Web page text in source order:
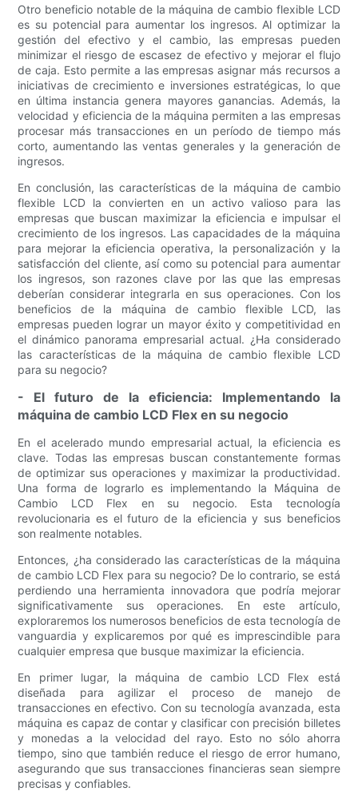
Otro beneficio notable de la máquina de cambio flexible LCD
es su potencial para aumentar los ingresos. Al optimizar la
gestión del efectivo y el cambio, las empresas pueden
minimizar el riesgo de escasez de efectivo y mejorar el flujo
de caja. Esto permite a las empresas asignar más recursos a
iniciativas de crecimiento e inversiones estratégicas, lo que
en última instancia genera mayores ganancias. Además, la
velocidad y eficiencia de la máquina permiten a las empresas
procesar más transacciones en un período de tiempo más
corto, aumentando las ventas generales y la generación de
ingresos.
En conclusión, las características de la máquina de cambio
flexible LCD la convierten en un activo valioso para las
empresas que buscan maximizar la eficiencia e impulsar el
crecimiento de los ingresos. Las capacidades de la máquina
para mejorar la eficiencia operativa, la personalización y la
satisfacción del cliente, así como su potencial para aumentar
los ingresos, son razones clave por las que las empresas
deberían considerar integrarla en sus operaciones. Con los
beneficios de la máquina de cambio flexible LCD, las
empresas pueden lograr un mayor éxito y competitividad en
el dinámico panorama empresarial actual. ¿Ha considerado
las características de la máquina de cambio flexible LCD
para su negocio?
- El futuro de la eficiencia: Implementando la
máquina de cambio LCD Flex en su negocio
En el acelerado mundo empresarial actual, la eficiencia es
clave. Todas las empresas buscan constantemente formas
de optimizar sus operaciones y maximizar la productividad.
Una forma de lograrlo es implementando la Máquina de
Cambio LCD Flex en su negocio. Esta tecnología
revolucionaria es el futuro de la eficiencia y sus beneficios
son realmente notables.
Entonces, ¿ha considerado las características de la máquina
de cambio LCD Flex para su negocio? De lo contrario, se está
perdiendo una herramienta innovadora que podría mejorar
significativamente sus operaciones. En este artículo,
exploraremos los numerosos beneficios de esta tecnología de
vanguardia y explicaremos por qué es imprescindible para
cualquier empresa que busque maximizar la eficiencia.
En primer lugar, la máquina de cambio LCD Flex está
diseñada para agilizar el proceso de manejo de
transacciones en efectivo. Con su tecnología avanzada, esta
máquina es capaz de contar y clasificar con precisión billetes
y monedas a la velocidad del rayo. Esto no sólo ahorra
tiempo, sino que también reduce el riesgo de error humano,
asegurando que sus transacciones financieras sean siempre
precisas y confiables.